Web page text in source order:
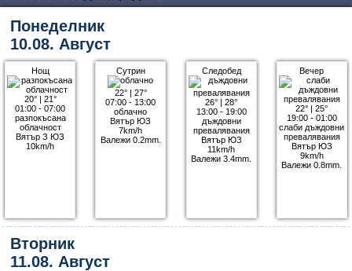
Понеделник
10.08. Август
Нощ
20°| 21°
01:00 - 07:00
разпокъсана
облачност
Вятър З ЮЗ
10km/h
Сутрин
22°| 27°
07:00 - 13:00
облачно
Вятър ЮЗ
7km/h
Валежи 0.2mm.
Следобед
26° |28°
13:00 - 19:00
дъждовни
превалявания
Вятър ЮЗ
11km/h
Валежи 3.4mm.
Вечер
22° |25°
19:00 - 01:00
слаби дъждовни
превалявания
Вятър ЮЗ
9km/h
Валежи 0.8mm.
Вторник
11.08. Август